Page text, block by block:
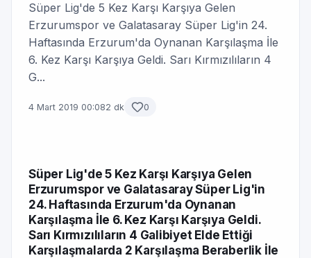
Süper Lig'de 5 Kez Karşı Karşıya Gelen
Erzurumspor ve Galatasaray Süper Lig'in 24.
Haftasında Erzurum'da Oynanan Karşılaşma İle
6. Kez Karşı Karşıya Geldi. Sarı Kırmızılıların 4
G...
4 Mart 2019 00:082 dk 0
Süper Lig'de 5 Kez Karşı Karşıya Gelen
Erzurumspor ve Galatasaray Süper Lig'in
24. Haftasında Erzurum'da Oynanan
Karşılaşma İle 6. Kez Karşı Karşıya Geldi.
Sarı Kırmızılıların 4 Galibiyet Elde Ettiği
Karşılaşmalarda 2 Karşılaşma Beraberlik İle